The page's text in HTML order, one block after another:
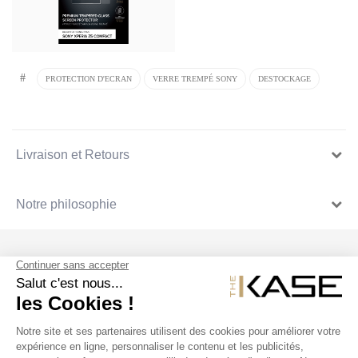
# PROTECTION D'ECRAN VERRE TREMPÉ SONY DESTOCKAGE
Livraison et Retours
Notre philosophie